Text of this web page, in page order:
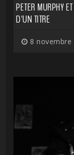
PETER MURPHY
D'UN TITRE
8 novembre